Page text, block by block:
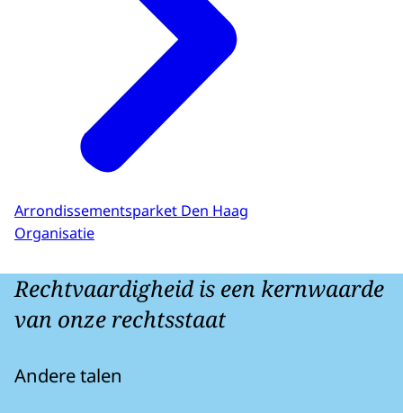
Arrondissementsparket Den Haag
Organisatie
Rechtvaardigheid is een kernwaarde
van onze rechtsstaat
Andere talen